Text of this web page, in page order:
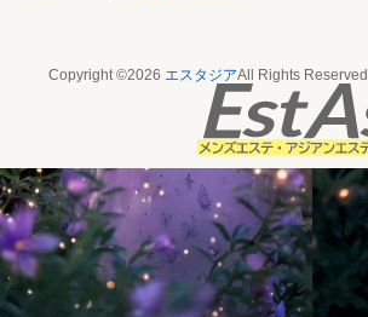
Copyright ©2026 エスタジアAll Rights Reserved.